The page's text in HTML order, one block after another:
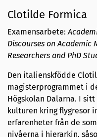
Clotilde Formica
Examensarbete:
Discourses on Academic
Researchers and PhD
Den italienskfödde
magisterprogrammet i
Högskolan Dalarna. I
kulturen kring flygresor
erfarenheter från de
nivåerna i hierarkin,